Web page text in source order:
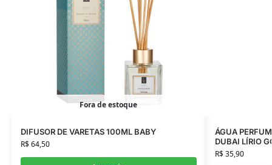
Fora de estoque
DIFUSOR DE VARETAS 100ML BABY
R$64,50
ÁGUA
DUBAI LÍRIO
R$35,90